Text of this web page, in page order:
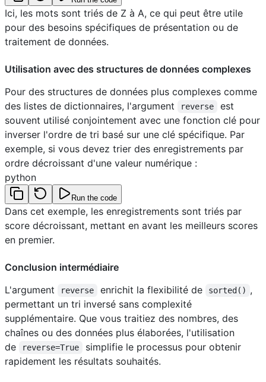
Ici, les mots sont triés de Z à A, ce qui peut être utile
pour des besoins spécifiques de présentation ou de
traitement de données.
Utilisation avec des structures de données complexes
Pour des structures de données plus complexes comme
des listes de dictionnaires, l'argument
reverse
est
souvent utilisé conjointement avec une fonction clé pour
inverser l'ordre de tri basé sur une clé spécifique. Par
exemple, si vous devez trier des enregistrements par
ordre décroissant d'une valeur numérique :
python
Run the code
Dans cet exemple, les enregistrements sont triés par
score décroissant, mettant en avant les meilleurs scores
en premier.
Conclusion intermédiaire
L'argument
reverse enrichit la flexibilité de sorted() ,
permettant un tri inversé sans complexité
supplémentaire. Que vous traitiez des nombres, des
chaînes ou des données plus élaborées, l'utilisation
de
reverse=True
simplifie le processus pour obtenir
rapidement les résultats souhaités.